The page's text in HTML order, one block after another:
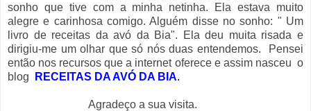
sonho que tive com a minha netinha. Ela estava muito
alegre e carinhosa comigo. Alguém disse no sonho: " Um
livro de receitas da avó da Bia". Ela deu muita risada e
dirigiu-me um olhar que só nós duas entendemos. Pensei
então nos recursos que a internet oferece e assim nasceu o
blog
RECEITAS DA AVÓ DA BIA.
Agradeço a sua visita.